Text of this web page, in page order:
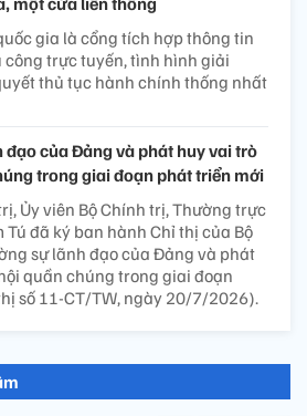
gia là cổng tích hợp thông tin
trực tuyến, tình hình giải
thủ tục hành chính thống nhất
của Đảng và phát huy vai trò
trong giai đoạn phát triển mới
Ủy viên Bộ Chính trị, Thường trực
Tú đã ký ban hành Chỉ thị của Bộ
sự lãnh đạo của Đảng và phát
quần chúng trong giai đoạn
số 11-CT/TW, ngày 20/7/2026).